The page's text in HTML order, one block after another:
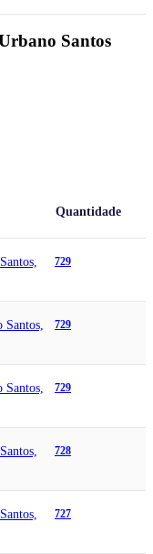
Santos
Quantidade
729
729
729
728
727